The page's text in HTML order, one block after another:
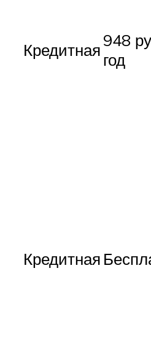
Кредитная948
год
Кредитная